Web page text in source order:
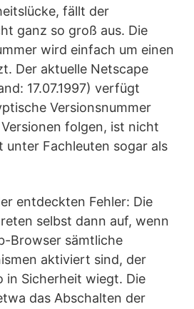
fällt der
ganz so groß aus. Die
wird einfach um einen
Der aktuelle Netscape
17.07.1997) verfügt
Versionsnummer
folgen, ist nicht
unter Fachleuten sogar als
entdeckten Fehler: Die
selbst dann auf, wenn
Browser sämtliche
aktiviert sind, der
in Sicherheit wiegt. Die
das Abschalten der